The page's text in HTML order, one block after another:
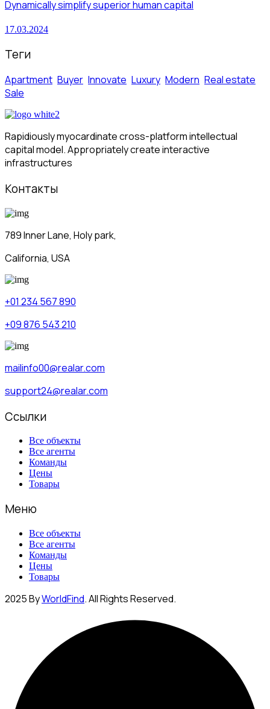
Dynamically simplify superior human capital
17.03.2024
Теги
Apartment Buyer Innovate Luxury Modern Real estate
Sale
Rapidiously myocardinate cross-platform intellectual
capital model. Appropriately create interactive
infrastructures
Контакты
789 Inner Lane, Holy park,
California, USA
+01 234 567 890
+09 876 543 210
mailinfo00@realar.com
support24@realar.com
Ссылки
Все объекты
Все агенты
Команды
Цены
Товары
Меню
Все объекты
Все агенты
Команды
Цены
Товары
2025 ByWorldFind. All Rights Reserved.